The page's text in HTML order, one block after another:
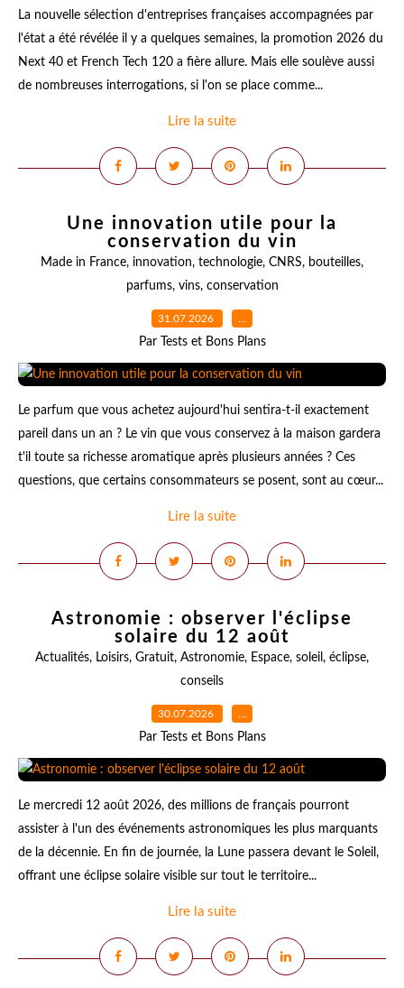
La nouvelle sélection d'entreprises françaises accompagnées par
l'état a été révélée il y a quelques semaines, la promotion 2026 du
Next 40 et French Tech 120 a fière allure. Mais elle soulève aussi
de nombreuses interrogations, si l'on se place comme...
Lire la suite
Une innovation utile pour la
conservation du vin
Made in France, innovation, technologie, CNRS, bouteilles,
parfums, vins, conservation
31.07.2026 …
Par Tests et Bons Plans
Le parfum que vous achetez aujourd'hui sentira-t-il exactement
pareil dans un an ? Le vin que vous conservez à la maison gardera
t'il toute sa richesse aromatique après plusieurs années ? Ces
questions, que certains consommateurs se posent, sont au cœur...
Lire la suite
Astronomie : observer l'éclipse
solaire du 12 août
Actualités, Loisirs, Gratuit, Astronomie, Espace, soleil , éclipse,
conseils
30.07.2026 …
Par Tests et Bons Plans
Le mercredi 12 août 2026, des millions de français pourront
assister à l'un des événements astronomiques les plus marquants
de la décennie. En fin de journée, la Lune passera devant le Soleil,
offrant une éclipse solaire visible sur tout le territoire...
Lire la suite